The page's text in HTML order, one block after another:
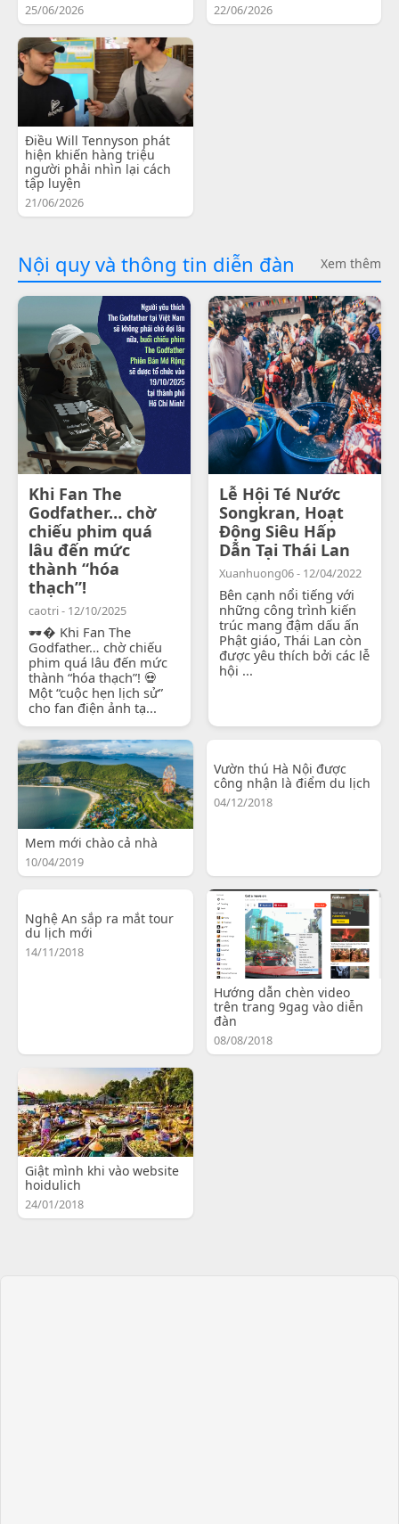
25/06/2026 22/06/2026
Điều Will Tennyson phát
hiện khiến hàng triệu
người phải nhìn lại cách
tập luyện
21/06/2026
Nội quy và thông tin diễn đàn Xem thêm
Khi Fan The
Godfather… chờ
chiếu phim quá
lâu đến mức
thành “hóa
thạch”!
caotri - 12/10/2025
🕶� Khi Fan The
Godfather… chờ chiếu
phim quá lâu đến mức
thành “hóa thạch”! 💀
Một “cuộc hẹn lịch sử”
cho fan điện ảnh tạ...
Lễ Hội Té Nước
Songkran, Hoạt
Động Siêu Hấp
Dẫn Tại Thái Lan
Xuanhuong06 - 12/04/2022
Bên cạnh nổi tiếng với
những công trình kiến
trúc mang đậm dấu ấn
Phật giáo, Thái Lan còn
được yêu thích bởi các lễ
hội ...
Mem mới chào cả nhà
10/04/2019
Vườn thú Hà Nội được
công nhận là điểm du lịch
04/12/2018
Nghệ An sắp ra mắt tour
du lịch mới
14/11/2018
Hướng dẫn chèn video
trên trang 9gag vào diễn
đàn
08/08/2018
Giật mình khi vào website
hoidulich
24/01/2018